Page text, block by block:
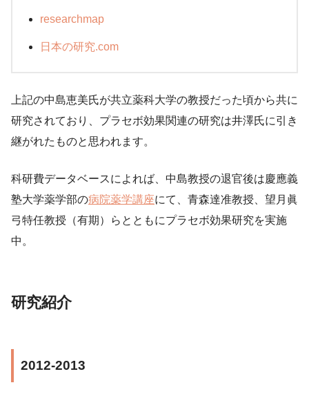
researchmap
日本の研究.com
上記の中島恵美氏が共立薬科大学の教授だった頃から共に
研究されており、プラセボ効果関連の研究は井澤氏に引き
継がれたものと思われます。
科研費データベースによれば、中島教授の退官後は慶應義
塾大学薬学部の病院薬学講座にて、青森達准教授、望月眞
弓特任教授（有期）らとともにプラセボ効果研究を実施
中。
研究紹介
2012-2013